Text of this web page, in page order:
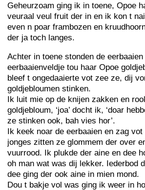
Geheurzoam ging ik in toene, Opoe
veuraal veul fruit der in en ik kon t
even n poar frambozen en
der ja toch langes.
Achter in toene stonden de
eerbaaienveldje tou haar Opoe
bleef t ongedaaierte vot zee ze, dij
goldjebloumen stinken.
Ik luit mie op de knijen zakken en
goldjebloum, ‘joa’ docht ik, ‘doar
ze stinken ook, bah vies hor’.
Ik keek noar de eerbaaien en zag
jonges zitten ze glommem der over
vuurrood. Ik plukde der aine en dee
oh man wat was dij lekker. Iederbod
dee ging der ook aine in mien mond.
Dou t bakje vol was ging ik weer in